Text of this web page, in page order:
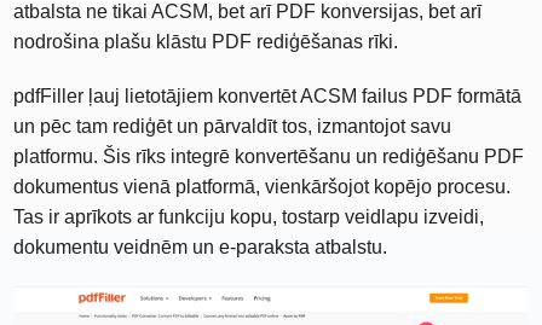
atbalsta ne tikai ACSM, bet arī PDF konversijas, bet arī
nodrošina plašu klāstu PDF rediģēšanas rīki.
pdfFiller ļauj lietotājiem konvertēt ACSM failus PDF formātā
un pēc tam rediģēt un pārvaldīt tos, izmantojot savu
platformu. Šis rīks integrē konvertēšanu un rediģēšanu PDF
dokumentus vienā platformā, vienkāršojot kopējo procesu.
Tas ir aprīkots ar funkciju kopu, tostarp veidlapu izveidi,
dokumentu veidnēm un e-paraksta atbalstu.